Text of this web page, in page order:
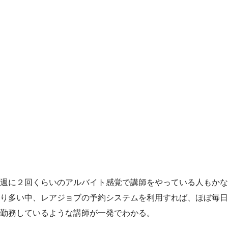
週に２回くらいのアルバイト感覚で講師をやっている人もかな
り多い中、レアジョブの予約システムを利用すれば、ほぼ毎日
勤務しているような講師が一発でわかる。